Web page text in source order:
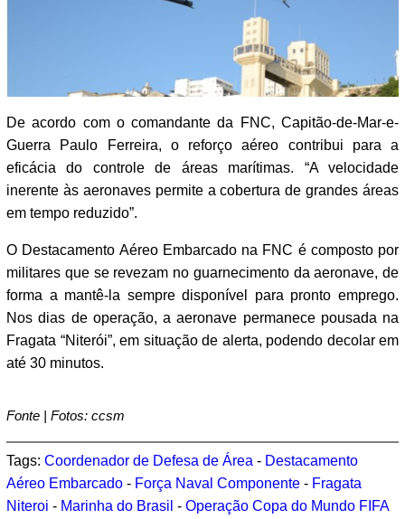
De acordo com o comandante da FNC, Capitão-de-Mar-e-
Guerra Paulo Ferreira, o reforço aéreo contribui para a
eficácia do controle de áreas marítimas. “A velocidade
inerente às aeronaves permite a cobertura de grandes áreas
em tempo reduzido”.
O Destacamento Aéreo Embarcado na FNC é composto por
militares que se revezam no guarnecimento da aeronave, de
forma a mantê-la sempre disponível para pronto emprego.
Nos dias de operação, a aeronave permanece pousada na
Fragata “Niterói”, em situação de alerta, podendo decolar em
até 30 minutos.
Fonte | Fotos: ccsm
Tags: Coordenador de Defesa de Área - Destacamento
Aéreo Embarcado - Força Naval Componente - Fragata
Niteroi - Marinha do Brasil - Operação Copa do Mundo FIFA